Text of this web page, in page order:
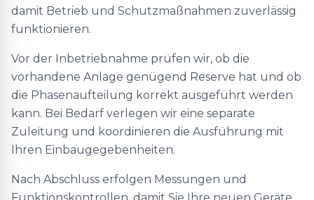
damit Betrieb und Schutzmaßnahmen zuverlässig
funktionieren.
Vor der Inbetriebnahme prüfen wir, ob die
vorhandene Anlage genügend Reserve hat und ob
die Phasenaufteilung korrekt ausgeführt werden
kann. Bei Bedarf verlegen wir eine separate
Zuleitung und koordinieren die Ausführung mit
Ihren Einbaugegebenheiten.
Nach Abschluss erfolgen Messungen und